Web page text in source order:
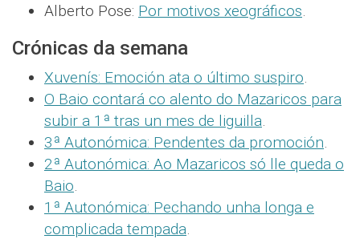
Alberto Pose: Por motivos xeográficos.
Crónicas da semana
Xuvenís: Emoción ata o último suspiro.
O Baio contará co alento do Mazaricos para
subir a 1ª tras un mes de liguilla.
3ª Autonómica: Pendentes da promoción.
2ª Autonómica: Ao Mazaricos só lle queda o
Baio.
1ª Autonómica: Pechando unha longa e
complicada tempada.